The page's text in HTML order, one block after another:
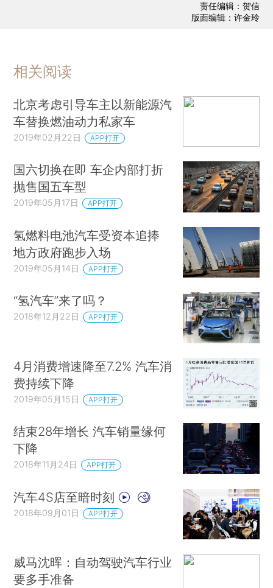
责任编辑：贺信
版面编辑：许金玲
相关阅读
北京考虑引导车主以新能源汽
车替换燃油动力私家车
2019年02月22日 APP打开
国六切换在即 车企内部打折
抛售国五车型
2019年05月17日 APP打开
氢燃料电池汽车受资本追捧
地方政府跑步入场
2019年05月14日 APP打开
“氢汽车”来了吗？
2018年12月22日 APP打开
4月消费增速降至7.2% 汽车消
费持续下降
2019年05月15日 APP打开
结束28年增长 汽车销量缘何
下降
2018年11月24日 APP打开
汽车4S店至暗时刻
2018年09月01日 APP打开
威马沈晖：自动驾驶汽车行业
要多手准备